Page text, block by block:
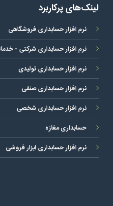
لینک‌های پرکاربرد
نرم افزار حسابداری فروشگاهی
نرم افزار حسابداری شرکتی -
نرم افزار حسابداری تولیدی
نرم افزار حسابداری صنفی
نرم افزار حسابداری شخصی
حسابداری مغازه
نرم افزار حسابداری ابزار فروشی